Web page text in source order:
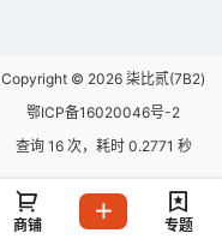
Copyright © 2026 柒比贰(7B2)
鄂ICP备16020046号-2
查询 16 次，耗时 0.2771 秒
商铺 专题